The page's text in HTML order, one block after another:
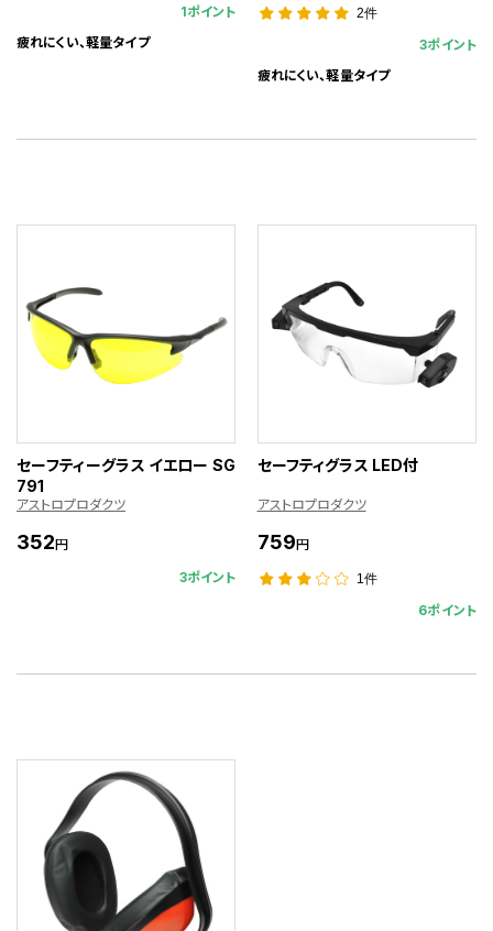
1ポイント
疲れにくい、軽量タイプ
2件
3ポイント
疲れにくい、軽量タイプ
セーフティーグラス イエロー SG
791
アストロプロダクツ
352円
3ポイント
セーフティグラス LED付
アストロプロダクツ
759円
1件
6ポイント